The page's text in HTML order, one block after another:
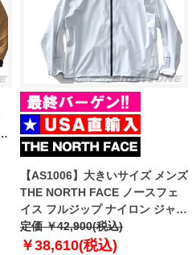
【AS1006】大きいサイズ メンズ
THE NORTH FACE ノースフェ
イス フルジップ ナイロン ジャケ
ット FRST DWN PACK JKT
USA直輸入 nf0a5iyy-53c
定価 ￥42,900(税込)
￥38,610(税込)